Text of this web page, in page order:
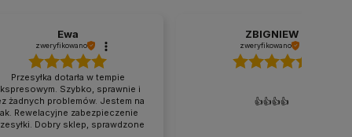
Ewa
zweryfikowano
Przesyłka dotarła w tempie
Szybko, sprawnie i
żadnych problemów. Jestem na
Rewelacyjne zabezpieczenie
Dobry sklep, sprawdzone
ZBIGNIEW
zweryfikowano
👍️👍️👍️👍️